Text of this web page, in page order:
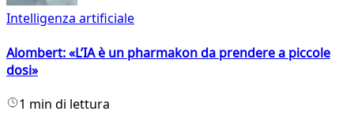
Intelligenza artificiale
Alombert: «L’IA è un pharmakon da prendere a piccole
dosi»
1 min di lettura